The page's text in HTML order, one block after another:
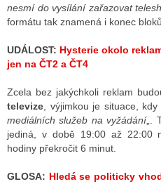
STÁT BLOGEREM
BLOGERA
nesmí do vysílání zařazovat
formátu tak znamená i konec
UDÁLOST: Hysterie okolo
jen na ČT2 a ČT4
Zcela bez jakýchkoli reklam
televize , výjimkou je situace, kdy
mediálních služeb na vyžádání„.
jediná, v době 19:00 až 22:00
hodiny překročit 6 minut.
GLOSA: Hledá se politicky